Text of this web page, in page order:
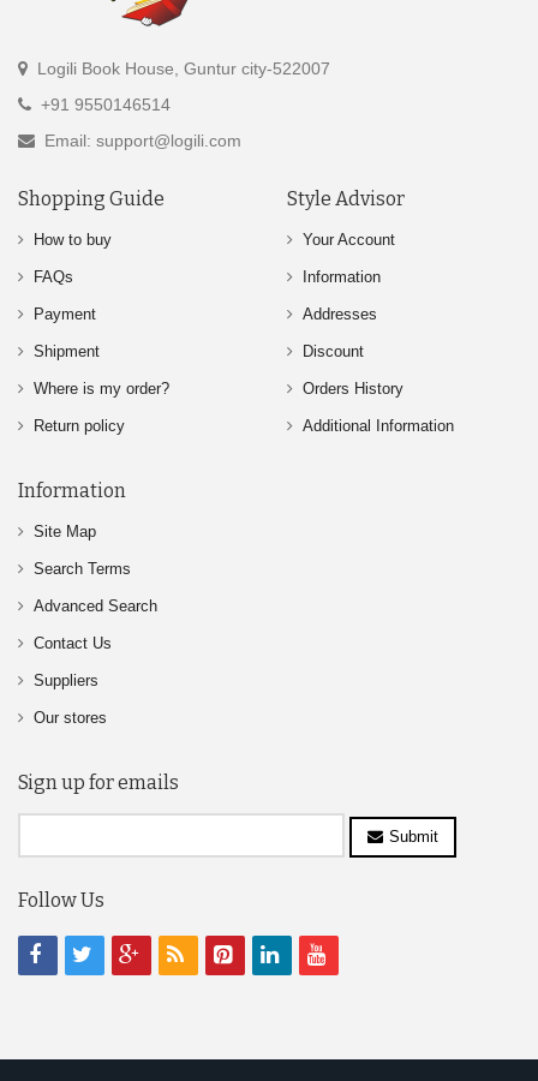
Logili Book House, Guntur city-522007
+91 9550146514
Email: support@logili.com
Shopping Guide
How to buy
FAQs
Payment
Shipment
Where is my order?
Return policy
Style Advisor
Your Account
Information
Addresses
Discount
Orders History
Additional Information
Information
Site Map
Search Terms
Advanced Search
Contact Us
Suppliers
Our stores
Sign up for emails
Submit
Follow Us